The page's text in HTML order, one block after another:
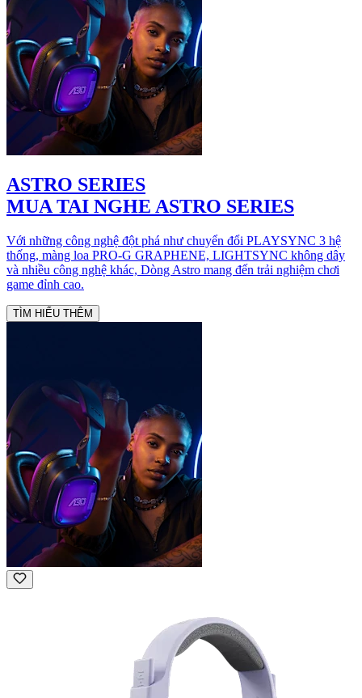
ASTRO SERIES
MUA TAI NGHE ASTRO SERIES
Với những công nghệ đột phá như chuyển đổi PLAYSYNC 3 hệ
thống, màng loa PRO-G GRAPHENE, LIGHTSYNC không dây
và nhiều công nghệ khác, Dòng Astro mang đến trải nghiệm chơi
game đỉnh cao.
TÌM HIỂU THÊM